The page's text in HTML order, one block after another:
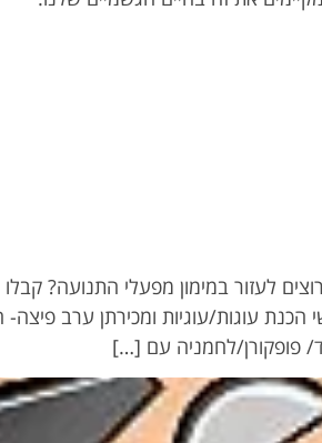
לעזור במימון מפעלי התנועה?
עוגות/עוגיות ומכירתן ערב
פופקורן/לחמניה עם […]